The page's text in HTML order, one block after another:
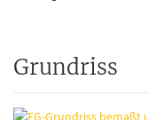
Grundriss